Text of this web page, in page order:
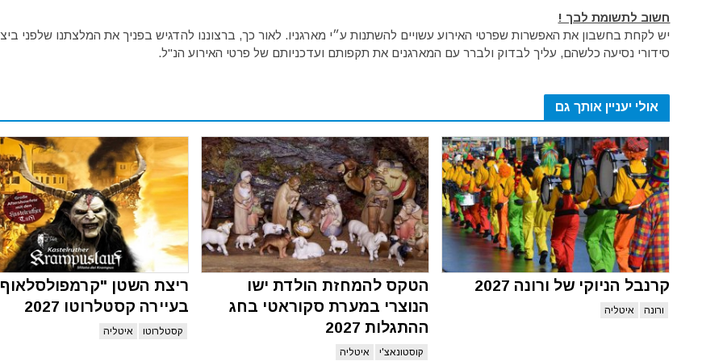
חשוב לתשומת לבך !
יש לקחת בחשבון את האפשרות שפרטי האירוע עשויים להשתנות ע״י מארגניו. לאור כך, ברצוננו להדגיש בפניך את המלצתנו שלפני
סידורי נסיעה כלשהם, עליך לבדוק ולברר עם המארגנים את תקפותם ועדכניותם של פרטי האירוע הנ"ל.
אולי יעניין אותך גם
קרנבל הניוקי של ורונה 2027
ורונה איטליה
הטקס להמחזת הולדת ישו
הנוצרי במערת סקוראטי בחג
ההתגלות 2027
קוסטונאצ'י איטליה
ריצת השטן
בעיירה קסטלרוטו 2027
קסטלרוטו איטליה